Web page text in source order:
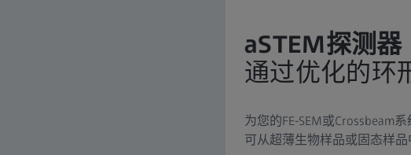
aSTEM探测器
通过优化的环
为您的FE-SEM或Crossbeam
可从超薄生物样品或固态样